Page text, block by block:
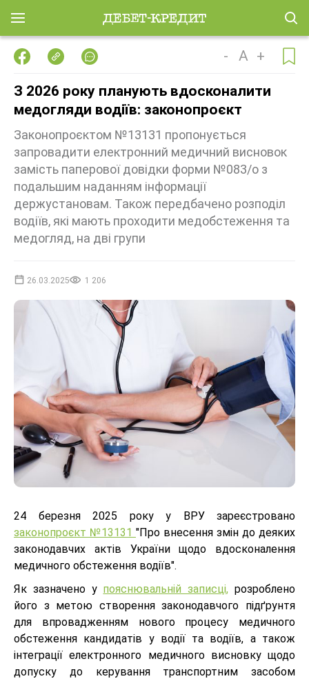
- A +
З 2026 року планують вдосконалити
медогляди водіїв: законопроєкт
Законопроєктом №13131 пропонується
запровадити електронний медичний висновок
замість паперової довідки форми №083/о з
подальшим наданням інформації
держустановам. Також передбачено розподіл
водіїв, які мають проходити медобстеження та
медогляд, на дві групи
26.03.2025 1 206
24 березня 2025 року у ВРУ зареєстровано
законопроєкт №13131 "Про внесення змін до деяких
законодавчих актів України щодо вдосконалення
медичного обстеження водіїв".
Як зазначено у пояснювальній записці, розроблено
його з метою створення законодавчого підґрунтя
для впровадженням нового процесу медичного
обстеження кандидатів у водії та водіїв, а також
інтеграції електронного медичного висновку щодо
допуску до керування транспортним засобом